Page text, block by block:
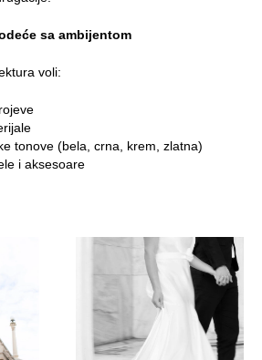
sa ambijentom
voli:
tonove (bela, crna, krem, zlatna)
i aksesoare